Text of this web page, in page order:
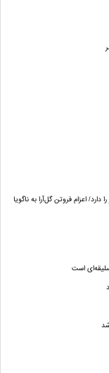
اعزام فروتن گل‌آرا به ناگویا
است